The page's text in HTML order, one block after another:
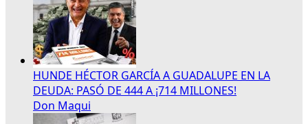
HUNDE HÉCTOR GARCÍA A GUADALUPE EN LA
DEUDA: PASÓ DE 444 A ¡714 MILLONES!
Don Maqui